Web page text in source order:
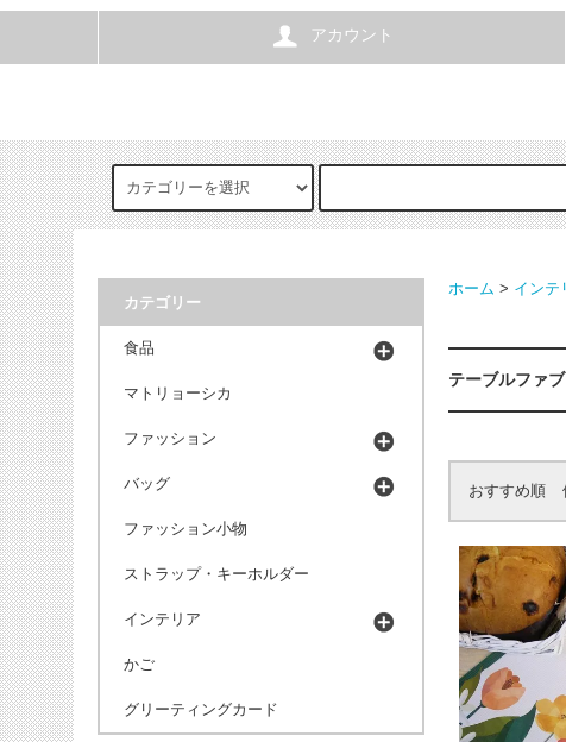
アカウント
ホーム > インテ
テーブルファ
おすすめ順
カテゴリー
食品
マトリョーシカ
ファッション
バッグ
ファッション小物
ストラップ・キーホルダー
インテリア
かご
グリーティングカード